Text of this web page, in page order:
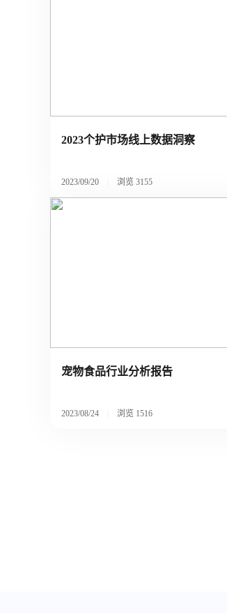
2023个护市场线上数据洞察
2023/09/20 浏览 3155
宠物食品行业分析报告
2023/08/24 浏览 1516